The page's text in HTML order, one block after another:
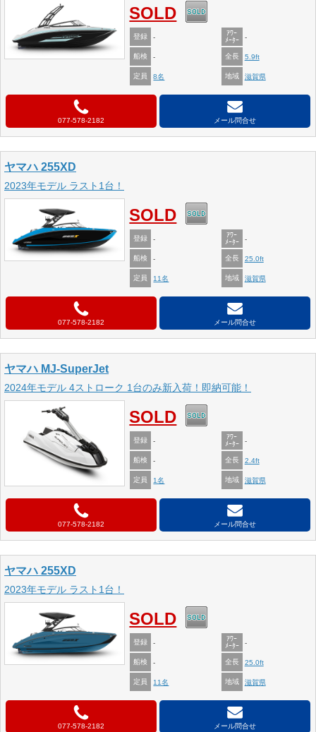
SOLD
登録 -
ｱﾜｰ
ﾒｰﾀｰ
-
船検 - 全長 5.9ft
定員 8名 地域 滋賀県
077-578-2182 メール問合せ
ヤマハ 255XD
2023年モデル ラスト1台！
SOLD
登録 -
ｱﾜｰ
ﾒｰﾀｰ
-
船検 - 全長 25.0ft
定員 11名 地域 滋賀県
077-578-2182 メール問合せ
ヤマハ MJ-SuperJet
2024年モデル 4ストローク 1台のみ新入荷！即納可能！
SOLD
登録 -
ｱﾜｰ
ﾒｰﾀｰ
-
船検 - 全長 2.4ft
定員 1名 地域 滋賀県
077-578-2182 メール問合せ
ヤマハ 255XD
2023年モデル ラスト1台！
SOLD
登録 -
ｱﾜｰ
ﾒｰﾀｰ
-
船検 - 全長 25.0ft
定員 11名 地域 滋賀県
077-578-2182 メール問合せ